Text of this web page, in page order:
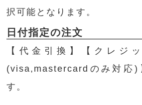
択可能となります。
日付指定の注文
【代金引換】【クレジ
(visa,mastercardのみ対応)
す。